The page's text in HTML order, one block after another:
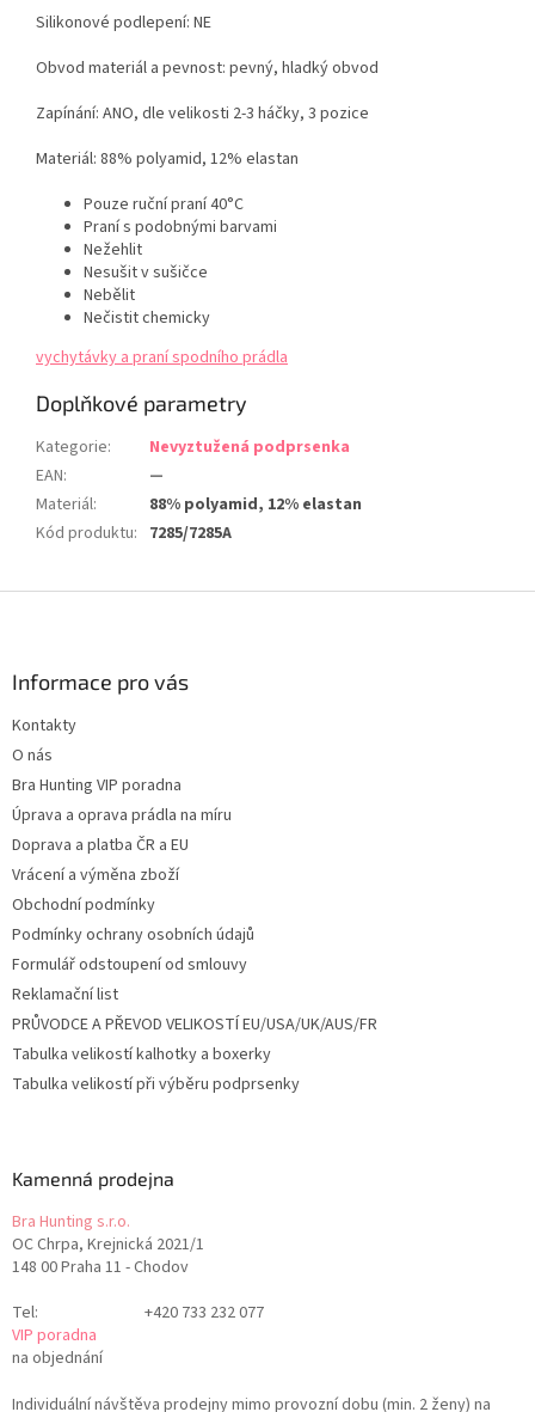
Silikonové podlepení: NE
Obvod materiál a pevnost: pevný, hladký obvod
Zapínání: ANO, dle velikosti 2-3 háčky, 3 pozice
Materiál: 88% polyamid, 12% elastan
Pouze ruční praní 40°C
Praní s podobnými barvami
Nežehlit
Nesušit v sušičce
Nebělit
Nečistit chemicky
vychytávky a praní spodního prádla
Doplňkové parametry
Kategorie:
Nevyztužená podprsenka
EAN:
—
Materiál:
88% polyamid, 12% elastan
Kód produktu: 7285/7285A
Informace pro vás
Kontakty
O nás
Bra Hunting VIP poradna
Úprava a oprava prádla na míru
Doprava a platba ČR a EU
Vrácení a výměna zboží
Obchodní podmínky
Podmínky ochrany osobních údajů
Formulář odstoupení od smlouvy
Reklamační list
PRŮVODCE A PŘEVOD VELIKOSTÍ EU/USA/UK/AUS/FR
Tabulka velikostí kalhotky a boxerky
Tabulka velikostí při výběru podprsenky
Kamenná prodejna
Bra Hunting s.r.o.
OC Chrpa, Krejnická 2021/1
148 00 Praha 11 - Chodov
Tel:
+420 733 232 077
VIP poradna
na objednání
Individuální návštěva prodejny mimo provozní dobu (min. 2 ženy) na